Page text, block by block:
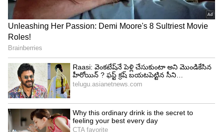
Image Credit :Instagram
దివ్యేందు శర్మ
బాలీవుడ్ స్టార్ నటుడు దివ్యేందు శర్మ కూడా 'పెద్ది'
బాలీవుడ్‌లో ఎన్నో సినిమాలు, వెబ్ సిరీస్‌లలో నటించిన
దివ్యేందు, ఈ సినిమా కోసం 7 కోట్ల రూపాయల ఫీజు
తీసుకున్నారట.
5